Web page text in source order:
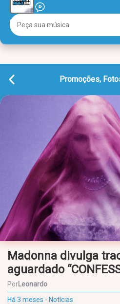
Promoções,
Madonna divulga
aguardado
PorLeonardo
Há 3 meses - Notícias